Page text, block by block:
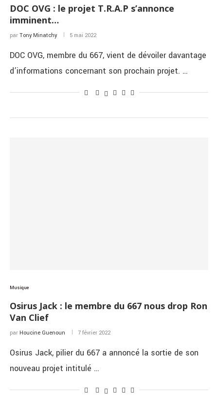
DOC OVG : le projet T.R.A.P s’annonce
imminent…
par Tony Minatchy 5 mai 2022
DOC OVG, membre du 667, vient de dévoiler davantage
d’informations concernant son prochain projet. …
Musique
Osirus Jack : le membre du 667 nous drop Ron
Van Clief
par Houcine Guenoun 7 février 2022
Osirus Jack, pilier du 667 a annoncé la sortie de son
nouveau projet intitulé …